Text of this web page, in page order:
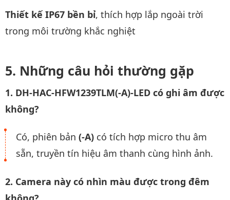
Thiết kế IP67 bền bỉ, thích hợp lắp ngoài trời
trong môi trường khắc nghiệt
Những câu hỏi thường gặp
1. DH-HAC-HFW1239TLM(-A)-LED có ghi âm được
không?
Có, phiên bản (-A) có tích hợp micro thu âm
sẵn, truyền tín hiệu âm thanh cùng hình ảnh.
2. Camera này có nhìn màu được trong đêm